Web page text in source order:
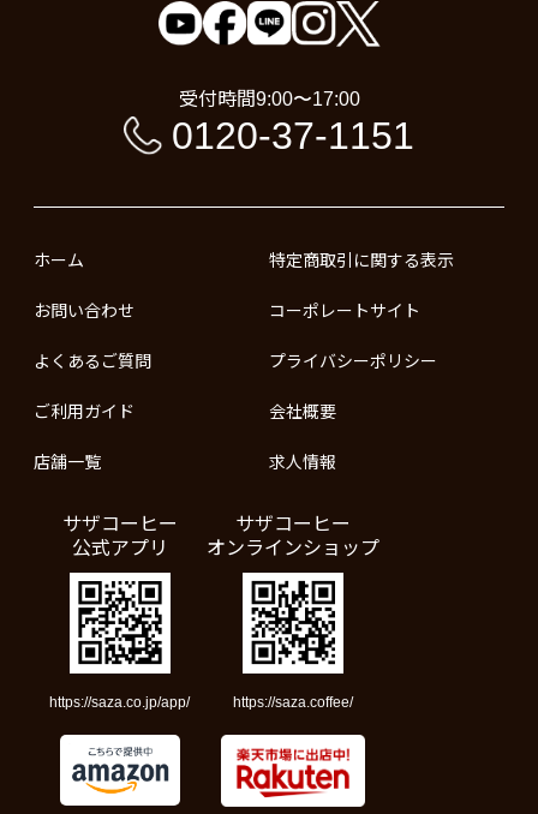
受付時間9:00〜17:00
0120-37-1151
ホーム
お問い合わせ
よくあるご質問
ご利用ガイド
店舗一覧
特定商取引に関する表示
コーポレートサイト
プライバシーポリシー
会社概要
求人情報
サザコーヒー
公式アプリ
https://saza.co.jp/app/
サザコーヒー
オンラインショップ
https://saza.coffee/